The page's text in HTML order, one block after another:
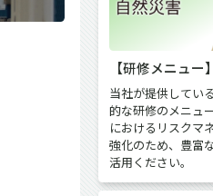
【研修メニュー
当社が提供してい
的な研修のメニュ
におけるリスクマ
強化のため、豊富
活用ください。